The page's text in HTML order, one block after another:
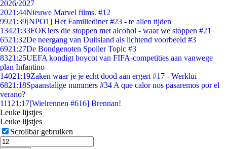
2026/2027
2021:44Nieuwe Marvel films. #12
9921:39[NPO1] Het Familiediner #23 - te allen tijden
13421:33FOK!ers die stoppen met alcohol - waar we stoppen #21
6521:32De neergang van Duitsland als lichtend voorbeeld #3
6921:27De Bondgenoten Spoiler Topic #3
8321:25UEFA kondigt boycot van FIFA-competities aan vanwege
plan Infantino
14021:19Zaken waar je je echt dood aan ergert #17 - Werklui
6821:18Spaanstalige nummers #34 A que calor nos pasaremos por el
verano?
111 21:17[Wielrennen #616] Brennan!
Leuke lijstjes
Leuke lijstjes
Scrollbar gebruiken